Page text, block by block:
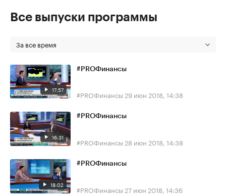
Все выпуски программы
За все время
17:57
#PROФинансы
#PROФинансы 29 июн 2018, 14:38
16:31
#PROФинансы
#PROФинансы 28 июн 2018, 14:38
18:02
#PROФинансы
#PROФинансы 27 июн 2018, 14:36